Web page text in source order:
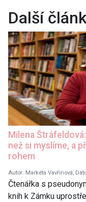
Další
Milena
než si myslíme, a
rohem
Autor: Markéta Vavřinová,
Čtenářka s
knih k Zámku